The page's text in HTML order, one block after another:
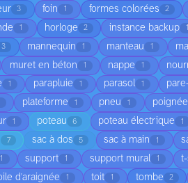
3 foin 1 formes colorées 2
1 horloge 2 instance backup 1
3 mannequin 1 manteau 1
muret en béton 1 nappe 1
1 parapluie 1 parasol 1
plateforme 1 pneu 1
1 poteau 6 poteau électrique 1
7 sac à dos 5 sac à main 1
1 support 1 support mural 1
d'araignée 1 toit 1 tombe 2